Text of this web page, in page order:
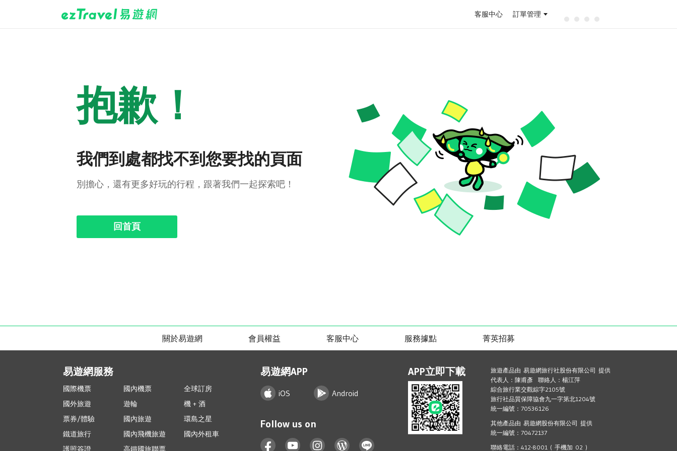
客服中心 訂單管理
抱歉！
我們到處都找不到您要找的頁面
別擔心，還有更多好玩的行程，跟著我們一起探索吧！
回首頁
關於易遊網 會員權益 客服中心 服務據點 菁英招募
易遊網服務
國際機票 國內機票
全球訂房
國外旅遊
遊輪
機 + 酒
票券/體驗
國內旅遊
環島之星
鐵道旅行
國內飛機旅遊
國內外租車
護照簽證
高鐵國旅聯票
易遊網APP
iOS Android
Follow us on
APP立即下載
旅遊產品由 易遊網旅行社股份有限公司 提供
代表人：陳甫彥 聯絡人：楊江萍
綜合旅行業交觀綜字2105號
旅行社品質保障協會九一字第北1204號
統一編號：70536126
其他產品由 易遊網股份有限公司 提供
統一編號：70472137
聯絡電話：412-8001 ( 手機加 02 )